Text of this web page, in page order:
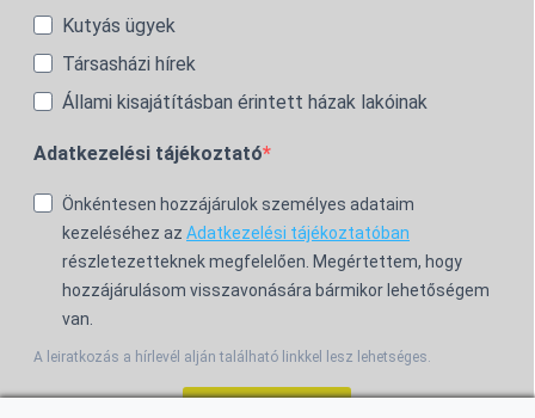
Kutyás ügyek
Társasházi hírek
Állami kisajátításban érintett házak lakóinak
Adatkezelési tájékoztató
Önkéntesen hozzájárulok személyes adataim
kezeléséhez az Adatkezelési tájékoztatóban
részletezetteknek megfelelően. Megértettem, hogy
hozzájárulásom visszavonására bármikor lehetőségem
van.
A leiratkozás a hírlevél alján található linkkel lesz lehetséges.